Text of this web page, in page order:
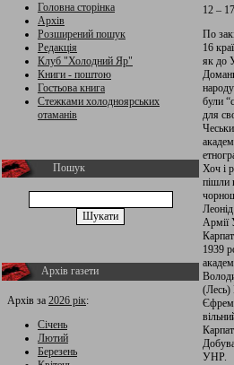
Головна сторінка
Архів
Розширений пошук
Редакція
Клуб "Холодний Яр"
Книги - поштою
Гостьова книга
Стежками холодноярських
отаманів
Пошук
Архів газети
Архів за 2026 рік:
Січень
Лютий
Березень
12 –
По
16
як до
були
для
Хоч і
пішли
Армії
1939
(Лесь)
УНР.